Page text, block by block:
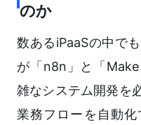
のか
数あるiPaaSの中で
が「n8n」と「
雑なシステム開発を
業務フローを自動